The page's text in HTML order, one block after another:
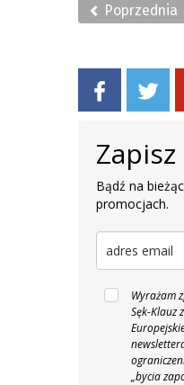
Poprzednia
Bądź na
promocjach.
Wyrażam
Sęk-Klauz
„bycia